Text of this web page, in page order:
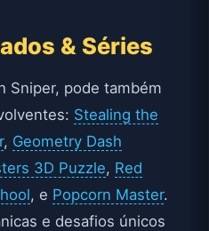
& Séries
Sniper, pode também
Stealing the
, Geometry Dash
3D Puzzle, Red
, e Popcorn Master.
e desafios únicos